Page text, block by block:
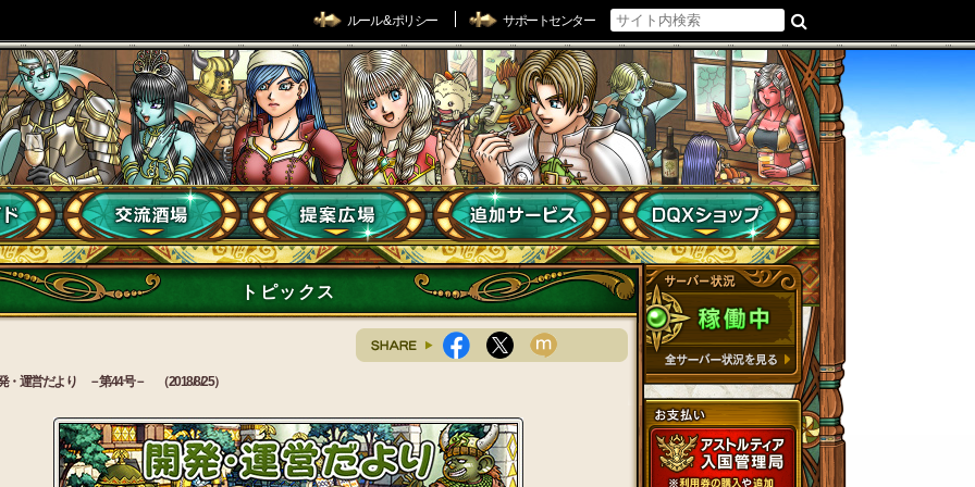
ルール & ポリシー サポートセンター
トピックス
・運営だより －第44号－ （2018/8/25）